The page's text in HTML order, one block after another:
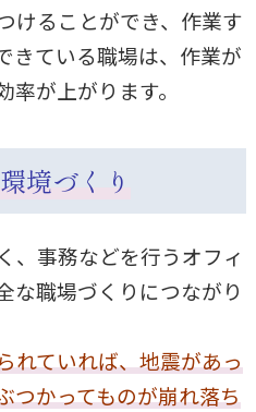
けることができ、作業す
きている職場は、作業が
が上がります。
境づくり
、事務などを行うオフィ
な職場づくりにつながり
れていれば、地震があっ
つかってものが崩れ落ち